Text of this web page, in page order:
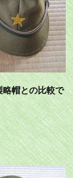
帽との比較で